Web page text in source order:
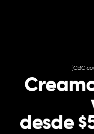
[CBC
desde